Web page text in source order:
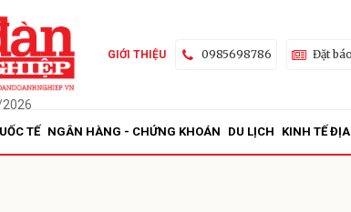
GIỚI THIỆU 0985698786 Đặt báo
TẾ NGÂN HÀNG - CHỨNG KHOÁN DU LỊCH KINH TẾ